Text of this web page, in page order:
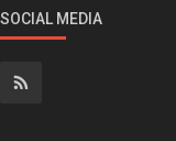
SOCIAL MEDIA